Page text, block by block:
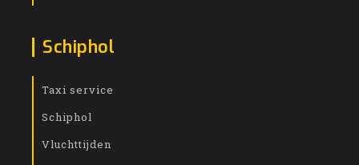
Schiphol
Taxi service
Schiphol
Vluchttijden